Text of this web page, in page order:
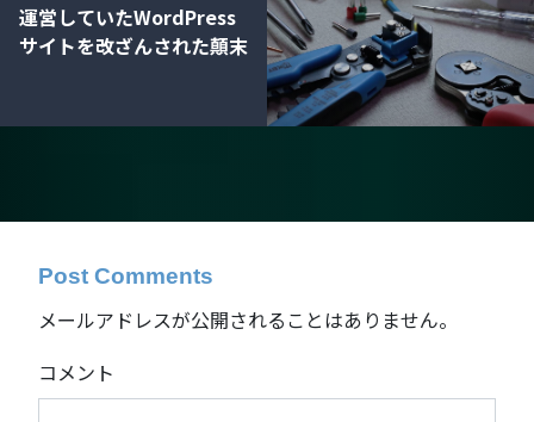
運営していたWordPress
サイトを改ざんされた顛末
Post Comments
メールアドレスが公開されることはありません。
コメント